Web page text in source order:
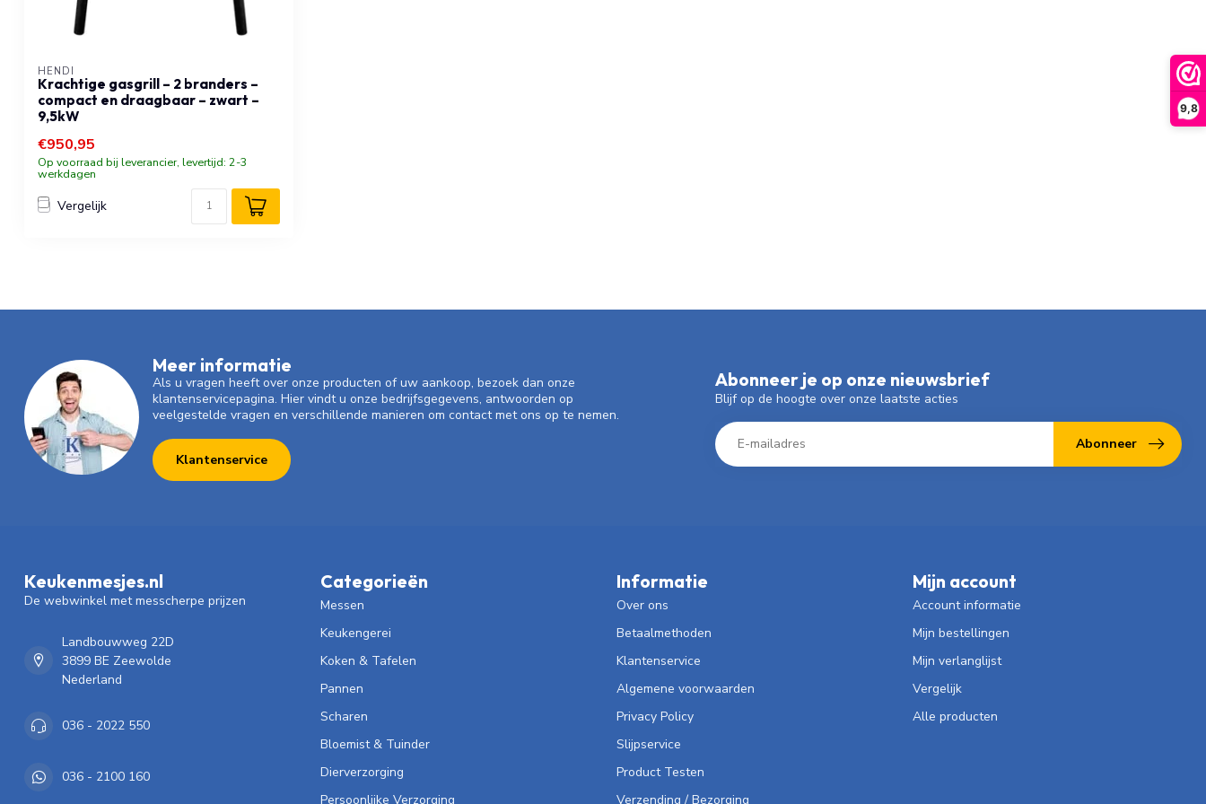
9,8
HENDI
Krachtige gasgrill – 2 branders –
compact en draagbaar – zwart –
9,5kW
€950,95
Op voorraad bij leverancier, levertijd: 2-3
werkdagen
Vergelijk
Meer informatie
Als u vragen heeft over onze producten of uw aankoop, bezoek dan onze
klantenservicepagina. Hier vindt u onze bedrijfsgegevens, antwoorden op
veelgestelde vragen en verschillende manieren om contact met ons op te nemen.
Klantenservice
Abonneer je op onze nieuwsbrief
Blijf op de hoogte over onze laatste acties
Abonneer
Keukenmesjes.nl
De webwinkel met messcherpe prijzen
Landbouwweg 22D
3899 BE Zeewolde
Nederland
036 - 2022 550
036 - 2100 160
Categorieën
Messen
Keukengerei
Koken & Tafelen
Pannen
Scharen
Bloemist & Tuinder
Dierverzorging
Persoonlijke Verzorging
Informatie
Over ons
Betaalmethoden
Klantenservice
Algemene voorwaarden
Privacy Policy
Slijpservice
Product Testen
Verzending / Bezorging
Mijn account
Account informatie
Mijn bestellingen
Mijn verlanglijst
Vergelijk
Alle producten